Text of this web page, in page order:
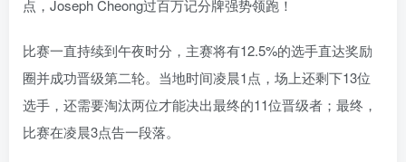
比赛一直持续到午夜时分，主赛将有12.5%的选手直达奖励
圈并成功晋级第二轮。当地时间凌晨1点，场上还剩下13位
选手，还需要淘汰两位才能决出最终的11位晋级者；最终，
比赛在凌晨3点告一段落。